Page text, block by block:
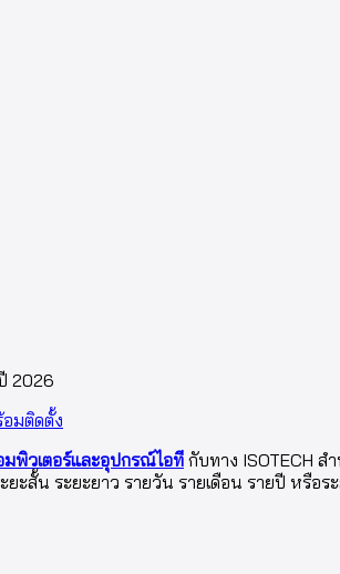
2026
อมติดตั้ง
มพิวเตอร์และอุปกรณ์ไอทีกับทาง ISOTECH
ะสั้น ระยะยาว รายวัน รายเดือน รายปี หรือร